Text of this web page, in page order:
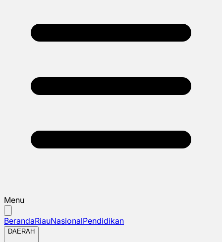
Menu
BerandaRiauNasionalPendidikan
DAERAH